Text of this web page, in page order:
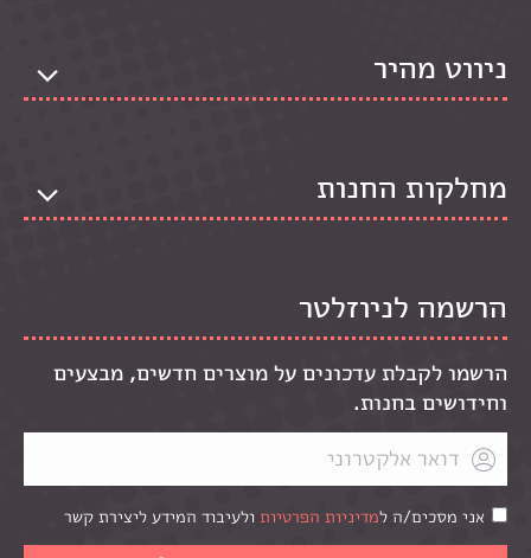
ניווט מהיר
מחלקות החנות
הרשמה לניוזלטר
הרשמו לקבלת עדכונים על מוצרים חדשים, מבצעים
וחידושים בחנות.
אני מסכים/ה למדיניות הפרטיות ולעיבוד המידע ליצירת קשר